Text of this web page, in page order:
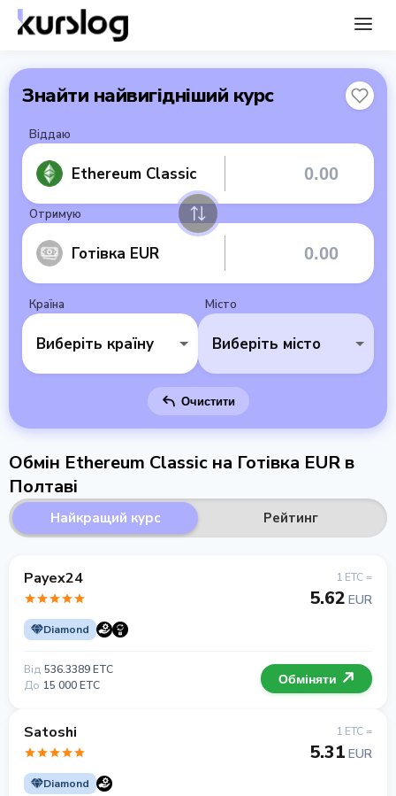
Знайти найвигідніший курс
Віддаю
Ethereum Classic
Отримую
Готівка EUR
Країна
Виберіть країну
Місто
Виберіть місто
Очистити
Обмін Ethereum Classic на Готівка EUR в
Полтаві
Найкращий курс Рейтинг
Payex24
Diamond
1 ETC =
5.62 EUR
Від 536.3389 ETC
До 15 000 ETC Обміняти
Satoshi
Diamond
1 ETC =
5.31 EUR